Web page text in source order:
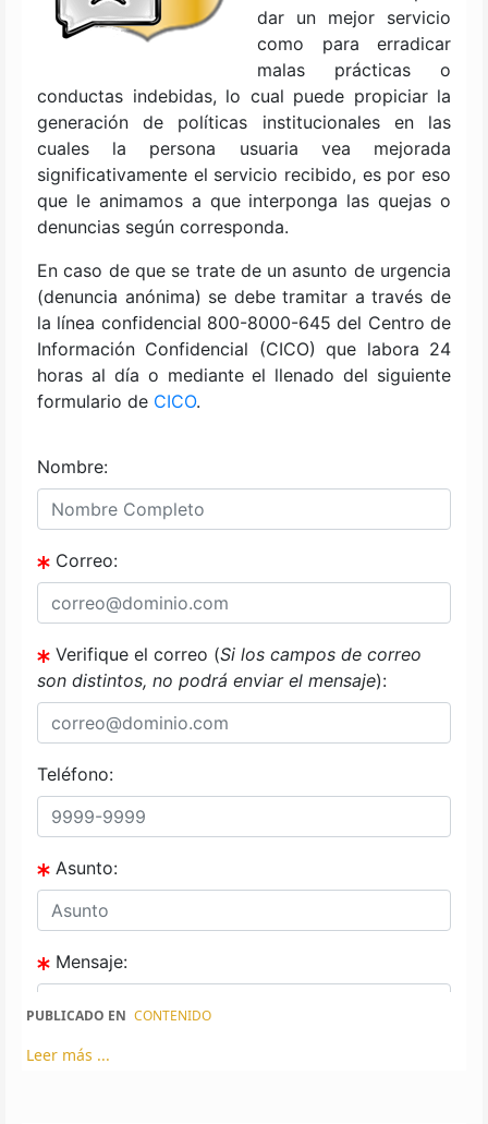
PUBLICADO EN CONTENIDO
Leer más ...